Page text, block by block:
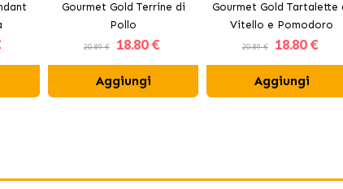
Gourmet Gold Terrine di
Pollo
20.89 € 18.80 €
Aggiungi
Gourmet Gold Tartalette
Vitello e Pomodoro
20.89 € 18.80 €
Aggiungi